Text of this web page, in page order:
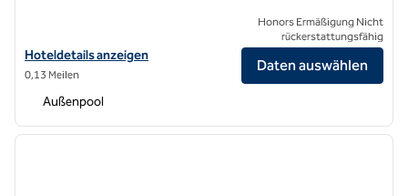
Hoteldetails für Seacliff Inn Aptos, Tapestry Collection by Hilton
Hoteldetails anzeigen
0,13 Meilen
Honors Ermäßigung Nicht
rückerstattungsfähig
Daten auswählen
Außenpool
1 von 11